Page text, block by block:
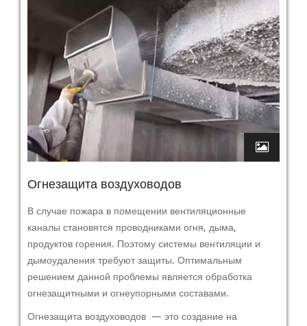
Огнезащита воздуховодов
В случае пожара в помещении вентиляционные
каналы становятся проводниками огня, дыма,
продуктов горения. Поэтому системы вентиляции и
дымоудаления требуют защиты. Оптимальным
решением данной проблемы является обработка
огнезащитными и огнеупорными составами.
Огнезащита воздуховодов — это создание на